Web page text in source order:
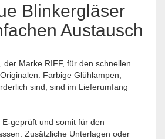
Blinkergläser
Austausch
der Marke RIFF, für den schnellen
Farbige Glühlampen,
sind, sind im Lieferumfang
geprüft und somit für den
Zusätzliche Unterlagen oder